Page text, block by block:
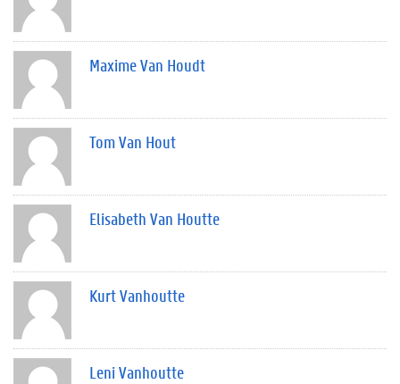
Maxime Van Houdt
Tom Van Hout
Elisabeth Van Houtte
Kurt Vanhoutte
Leni Vanhoutte